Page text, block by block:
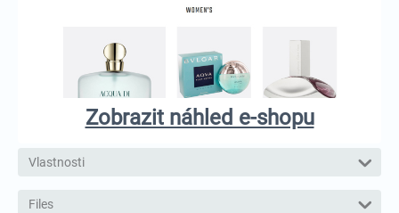
Zobrazit náhled e-shopu
Vlastnosti
Files